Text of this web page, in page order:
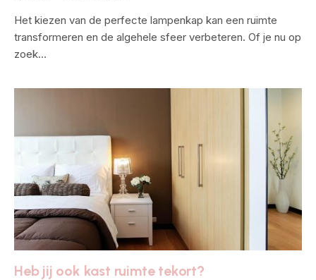
Het kiezen van de perfecte lampenkap kan een ruimte
transformeren en de algehele sfeer verbeteren. Of je nu op
zoek…
Heb jij ook kast ruimte tekort?